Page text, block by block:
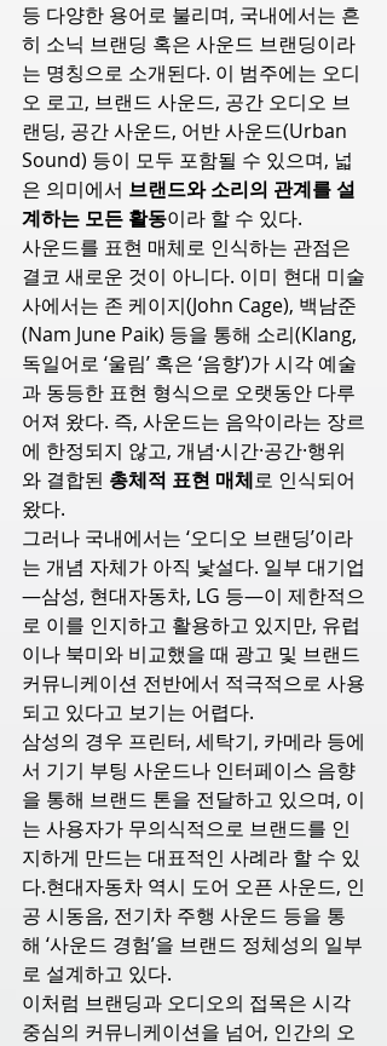
등 다양한 용어로 불리며, 국내에서는 흔
히 소닉 브랜딩 혹은 사운드 브랜딩이라
는 명칭으로 소개된다. 이 범주에는 오디
오 로고, 브랜드 사운드, 공간 오디오 브
랜딩, 공간 사운드, 어반 사운드(Urban
Sound) 등이 모두 포함될 수 있으며, 넓
은 의미에서 브랜드와 소리의 관계를 설
계하는 모든 활동이라 할 수 있다.
사운드를 표현 매체로 인식하는 관점은
결코 새로운 것이 아니다. 이미 현대 미술
사에서는 존 케이지(John Cage), 백남준
(Nam June Paik) 등을 통해 소리(Klang,
독일어로 ‘울림’ 혹은 ‘음향’)가 시각 예술
과 동등한 표현 형식으로 오랫동안 다루
어져 왔다. 즉, 사운드는 음악이라는 장르
에 한정되지 않고, 개념·시간·공간·행위
와 결합된 총체적 표현 매체로 인식되어
왔다.
그러나 국내에서는 ‘오디오 브랜딩’이라
는 개념 자체가 아직 낯설다. 일부 대기업
—삼성, 현대자동차, LG 등—이 제한적으
로 이를 인지하고 활용하고 있지만, 유럽
이나 북미와 비교했을 때 광고 및 브랜드
커뮤니케이션 전반에서 적극적으로 사용
되고 있다고 보기는 어렵다.
삼성의 경우 프린터, 세탁기, 카메라 등에
서 기기 부팅 사운드나 인터페이스 음향
을 통해 브랜드 톤을 전달하고 있으며, 이
는 사용자가 무의식적으로 브랜드를 인
지하게 만드는 대표적인 사례라 할 수 있
다.현대자동차 역시 도어 오픈 사운드, 인
공 시동음, 전기차 주행 사운드 등을 통
해 ‘사운드 경험’을 브랜드 정체성의 일부
로 설계하고 있다.
이처럼 브랜딩과 오디오의 접목은 시각
중심의 커뮤니케이션을 넘어, 인간의 오